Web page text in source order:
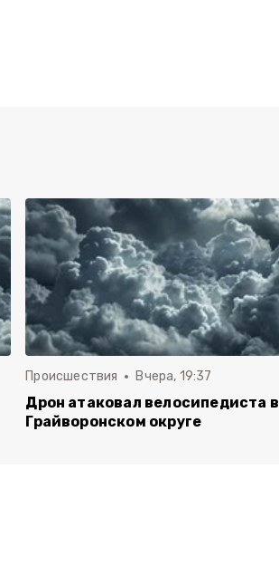
Происшествия Вчера, 19:37
Дрон атаковал велосипедиста в
Грайворонском округе